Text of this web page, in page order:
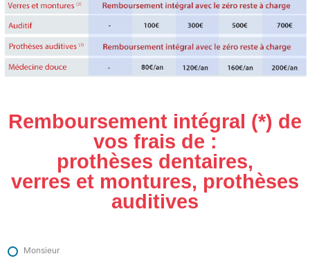
Remboursement intégral (*) de
vos frais de :
prothèses dentaires,
verres et montures, prothèses
auditives
Monsieur